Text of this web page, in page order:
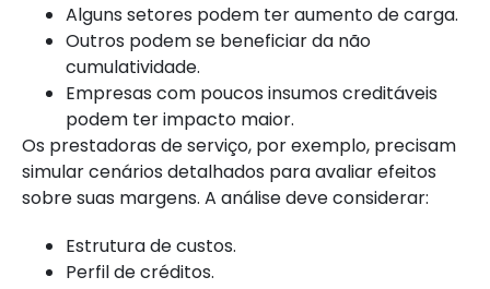
Alguns setores podem ter aumento de carga.
Outros podem se beneficiar da não
cumulatividade.
Empresas com poucos insumos creditáveis
podem ter impacto maior.
Os prestadoras de serviço, por exemplo, precisam
simular cenários detalhados para avaliar efeitos
sobre suas margens. A análise deve considerar:
Estrutura de custos.
Perfil de créditos.